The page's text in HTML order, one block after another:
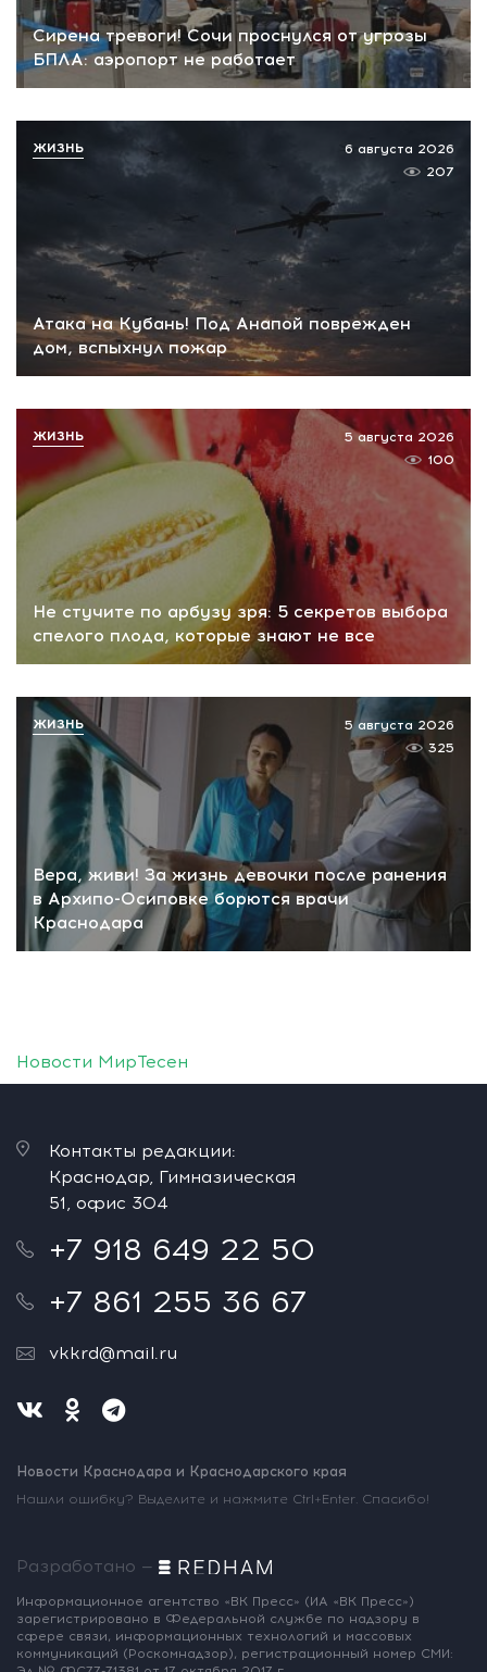
Сирена тревоги! Сочи проснулся от угрозы
БПЛА: аэропорт не работает
Атака на Кубань! Под Анапой поврежден
дом, вспыхнул пожар
6 августа 2026
207
ЖИЗНЬ
Не стучите по арбузу зря: 5 секретов выбора
спелого плода, которые знают не все
5 августа 2026
100
ЖИЗНЬ
Вера, живи! За жизнь девочки после ранения
в Архипо-Осиповке борются врачи
Краснодара
5 августа 2026
325
ЖИЗНЬ
Новости МирТесен
Контакты редакции:
Краснодар, Гимназическая
51, офис 304
+7 918 649 22 50
+7 861 255 36 67
vkkrd@mail.ru
Новости Краснодара и Краснодарского края
Нашли ошибку? Выделите и нажмите Ctrl+Enter. Спасибо!
Разработано —
Информационное агентство «ВК Пресс» (ИА «ВК Пресс»)
зарегистрировано в Федеральной службе по надзору в
сфере связи, информационных технологий и массовых
коммуникаций (Роскомнадзор), регистрационный номер СМИ: